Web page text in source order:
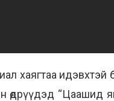
хаягтаа
өдрүүдэд